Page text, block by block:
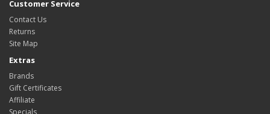
Customer Service
Contact Us
Returns
Site Map
Extras
Brands
Gift Certificates
Affiliate
Specials